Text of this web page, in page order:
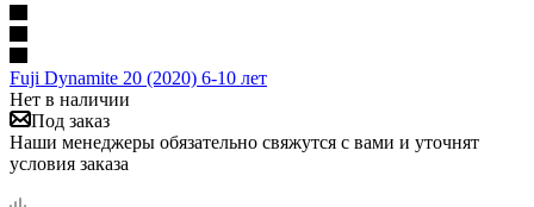
Fuji Dynamite 20 (2020) 6-10 лет
Нет в наличии
Под заказ
Наши менеджеры обязательно свяжутся с вами и уточнят
условия заказа